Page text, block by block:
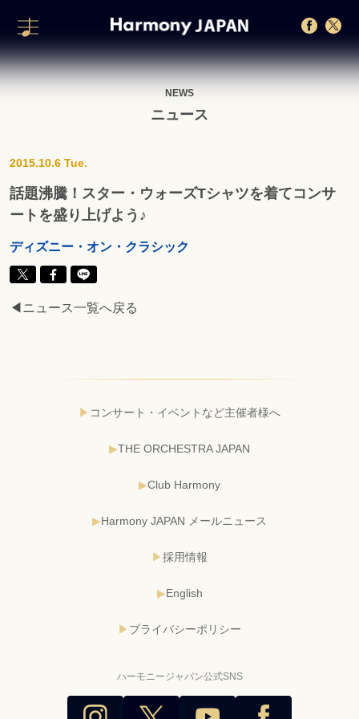
NEWS
ニュース
2015.10.6 Tue.
話題沸騰！スター・ウォーズTシャツを着てコンサ
ートを盛り上げよう♪
ディズニー・オン・クラシック
◀ニュース一覧へ戻る
コンサート・イベントなど主催者様へ
THE ORCHESTRA JAPAN
Club Harmony
Harmony JAPAN メールニュース
採用情報
English
プライバシーポリシー
ハーモニージャパン公式SNS